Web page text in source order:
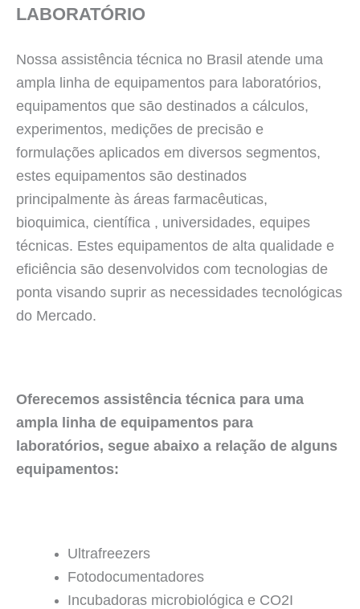
LABORATÓRIO
Nossa assistência técnica no Brasil atende uma
ampla linha de equipamentos para laboratórios,
equipamentos que sāo destinados a cálculos,
experimentos, medições de precisāo e
formulações aplicados em diversos segmentos,
estes equipamentos sāo destinados
principalmente às áreas farmacêuticas,
bioquimica, científica , universidades, equipes
técnicas. Estes equipamentos de alta qualidade e
eficiência sāo desenvolvidos com tecnologias de
ponta visando suprir as necessidades tecnológicas
do Mercado.
Oferecemos assistência técnica para uma
ampla linha de equipamentos para
laboratórios, segue abaixo a relação de alguns
equipamentos:
Ultrafreezers
Fotodocumentadores
Incubadoras microbiológica e CO2I